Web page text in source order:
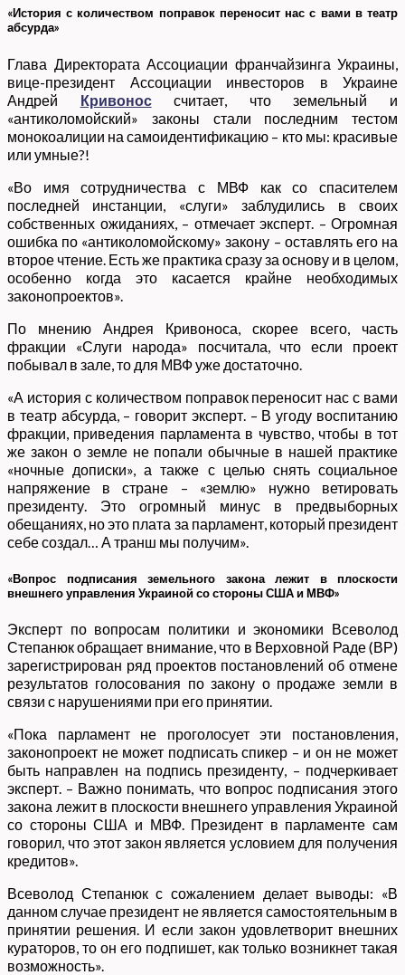
«История с количеством поправок переносит нас с вами в театр
абсурда»
Глава Директората Ассоциации франчайзинга Украины,
вице-президент Ассоциации инвесторов в Украине
Андрей Кривоноссчитает, что земельный и
«антиколомойский» законы стали последним тестом
монокоалиции на самоидентификацию – кто мы: красивые
или умные?!
«Во имя сотрудничества с МВФ как со спасителем
последней инстанции, «слуги» заблудились в своих
собственных ожиданиях, – отмечает эксперт. – Огромная
ошибка по «антиколомойскому» закону – оставлять его на
второе чтение. Есть же практика сразу за основу и в целом,
особенно когда это касается крайне необходимых
законопроектов».
По мнению Андрея Кривоноса, скорее всего, часть
фракции «Слуги народа» посчитала, что если проект
побывал в зале, то для МВФ уже достаточно.
«А история с количеством поправок переносит нас с вами
в театр абсурда, – говорит эксперт. – В угоду воспитанию
фракции, приведения парламента в чувство, чтобы в тот
же закон о земле не попали обычные в нашей практике
«ночные дописки», а также с целью снять социальное
напряжение в стране – «землю» нужно ветировать
президенту. Это огромный минус в предвыборных
обещаниях, но это плата за парламент, который президент
себе создал… А транш мы получим».
«Вопрос подписания земельного закона лежит в плоскости
внешнего управления Украиной со стороны США и МВФ»
Эксперт по вопросам политики и экономики Всеволод
Степанюк обращает внимание, что в Верховной Раде (ВР)
зарегистрирован ряд проектов постановлений об отмене
результатов голосования по закону о продаже земли в
связи с нарушениями при его принятии.
«Пока парламент не проголосует эти постановления,
законопроект не может подписать спикер – и он не может
быть направлен на подпись президенту, – подчеркивает
эксперт. – Важно понимать, что вопрос подписания этого
закона лежит в плоскости внешнего управления Украиной
со стороны США и МВФ. Президент в парламенте сам
говорил, что этот закон является условием для получения
кредитов».
Всеволод Степанюк с сожалением делает выводы: «В
данном случае президент не является самостоятельным в
принятии решения. И если закон удовлетворит внешних
кураторов, то он его подпишет, как только возникнет такая
возможность».